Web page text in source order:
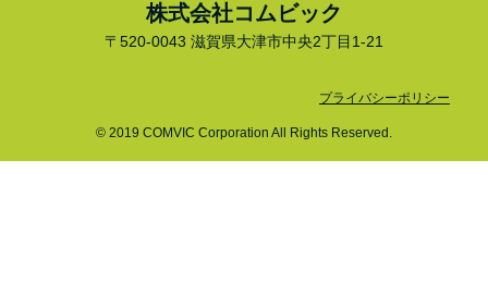
株式会社コムビック
〒520-0043 滋賀県大津市中央2丁目1-21
プライバシーポリシー
© 2019 COMVIC Corporation All Rights Reserved.